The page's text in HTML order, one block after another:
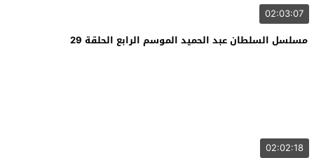
02:03:07
مسلسل السلطان عبد الحميد الموسم الرابع الحلقة 29
02:02:18